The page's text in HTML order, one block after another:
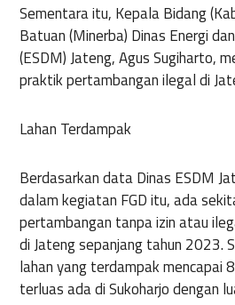
Sementara itu, Kepala Bidang
Batuan (Minerba) Dinas Energi
(ESDM) Jateng, Agus Sugiharto,
praktik pertambangan ilegal di
Lahan Terdampak
Berdasarkan data Dinas ESDM
dalam kegiatan FGD itu, ada
pertambangan tanpa izin atau
di Jateng sepanjang tahun 2023.
lahan yang terdampak mencapai
terluas ada di Sukoharjo dengan